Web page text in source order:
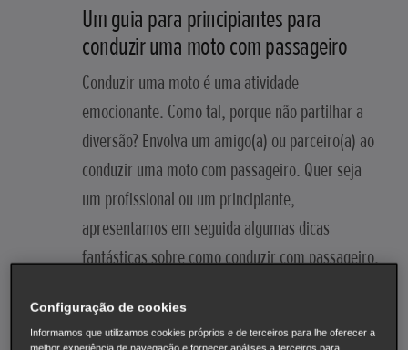
Um guia para principiantes para
conduzir uma moto com passageiro
Conduzir uma moto é uma atividade
emocionante. Como tal, porque não partilhar a
diversão? Envolva um amigo(a) ou parceiro(a) ao
conduzir uma moto com passageiro. Quer seja
um profissional ou um principiante,
apresentamos em seguida algumas dicas
fantásticas sobre como conduzir com passageiro.
VOLTAR AO BLOG
Configuração de cookies
Informamos que utilizamos cookies próprios e de terceiros para lhe oferecer a